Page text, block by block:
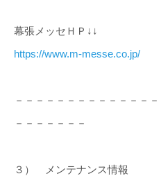
幕張メッセＨＰ↓↓
https://www.m-messe.co.jp/
－－－－－－－－－－－－－
－－－－－－－
３） メンテナンス情報